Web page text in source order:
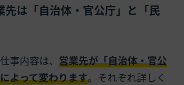
は「自治体・官公庁」と「民
事内容は、 営業先が「自治体・官公
よって変わります。それぞれ詳しく